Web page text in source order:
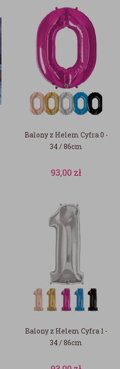
Balony z Helem Cyfra 0 -
34 / 86cm
93,00 zł
Balony z Helem Cyfra 1 -
34 / 86cm